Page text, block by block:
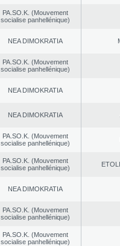
PA.SO.K. (Mouvement
socialise panhellénique)
NEA DΙMOKRATIA
PA.SO.K. (Mouvement
socialise panhellénique)
NEA DΙMOKRATIA
NEA DΙMOKRATIA
PA.SO.K. (Mouvement
socialise panhellénique)
PA.SO.K. (Mouvement
socialise panhellénique)
NEA DΙMOKRATIA
PA.SO.K. (Mouvement
socialise panhellénique)
PA.SO.K. (Mouvement
socialise panhellénique)